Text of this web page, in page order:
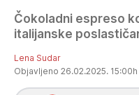
Čokoladni espreso
italijanske
Lena Sudar
Objavljeno 26.02.2025. 15:00h